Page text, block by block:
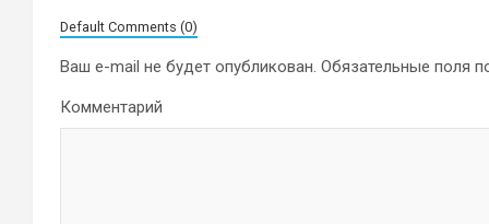
Default Comments (0)
Ваш e-mail не будет опубликован. Обязательные поля
Комментарий